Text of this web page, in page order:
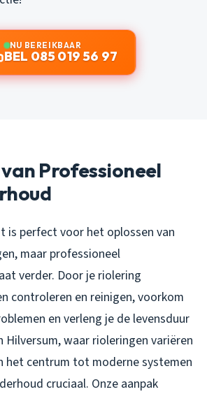
NU BEREIKBAAR
BEL 085 019 56 97
Professioneel
is perfect voor het oplossen van
maar professioneel
verder. Door je riolering
controleren en reinigen, voorkom
en verleng je de levensduur
Hilversum, waar rioleringen variëren
het centrum tot moderne systemen
cruciaal. Onze aanpak